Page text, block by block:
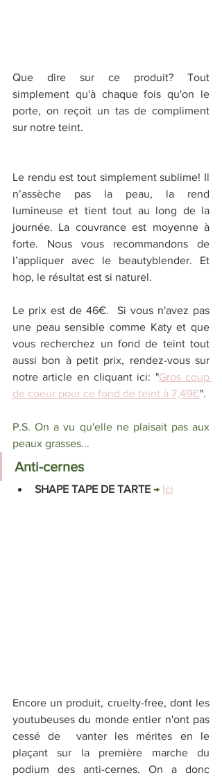
Que dire sur ce produit? Tout
simplement qu'à chaque fois qu'on le
porte, on reçoit un tas de compliment
sur notre teint.
Le rendu est tout simplement sublime! Il
n’assèche pas la peau, la rend
lumineuse et tient tout au long de la
journée. La couvrance est moyenne à
forte. Nous vous recommandons de
l’appliquer avec le beautyblender. Et
hop, le résultat est si naturel.
Le prix est de 46€.  Si vous n'avez pas
une peau sensible comme Katy et que
vous recherchez un fond de teint tout
aussi bon à petit prix, rendez-vous sur
notre article en cliquant ici: "Gros coup
de coeur pour ce fond de teint à 7,49€".
P.S. On a vu qu'elle ne plaisait pas aux
peaux grasses...
Anti-cernes
SHAPE TAPE DE TARTE → Ici
Encore un produit, cruelty-free, dont les
youtubeuses du monde entier n'ont pas
cessé de  vanter les mérites en le
plaçant sur la première marche du
podium des anti-cernes. On a donc